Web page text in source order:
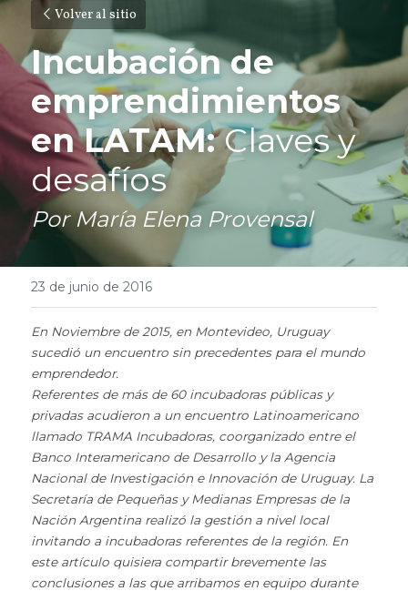
Volver al sitio
Incubación de
emprendimientos
en LATAM: Claves y
desafíos
Por María Elena Provensal
23 de junio de 2016
En Noviembre de 2015, en Montevideo, Uruguay
sucedió un encuentro sin precedentes para el mundo
emprendedor.
Referentes de más de 60 incubadoras públicas y
privadas acudieron a un encuentro Latinoamericano
llamado TRAMA Incubadoras, coorganizado entre el
Banco Interamericano de Desarrollo y la Agencia
Nacional de Investigación e Innovación de Uruguay. La
Secretaría de Pequeñas y Medianas Empresas de la
Nación Argentina realizó la gestión a nivel local
invitando a incubadoras referentes de la región. En
este artículo quisiera compartir brevemente las
conclusiones a las que arribamos en equipo durante